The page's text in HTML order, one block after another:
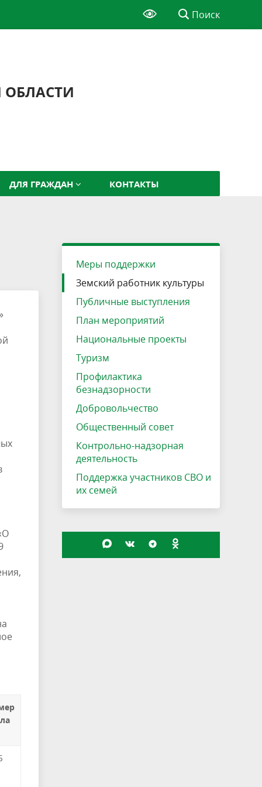
Поиск
ОБЛАСТИ
ДЛЯ ГРАЖДАН КОНТАКТЫ
Меры поддержки
Земский работник культуры
Публичные выступления
План мероприятий
Национальные проекты
Туризм
Профилактика
безнадзорности
Добровольчество
Общественный совет
Контрольно-надзорная
деятельность
Поддержка участников СВО и
их семей